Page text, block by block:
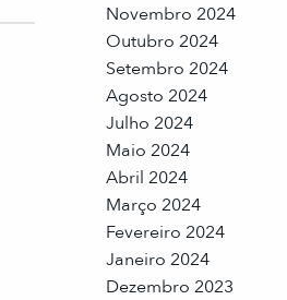
Novembro 2024
Outubro 2024
Setembro 2024
Agosto 2024
Julho 2024
Maio 2024
Abril 2024
Março 2024
Fevereiro 2024
Janeiro 2024
Dezembro 2023